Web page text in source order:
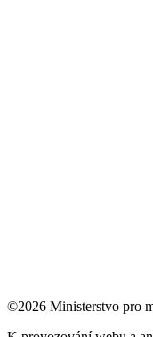
©2026 Ministerstvo pro